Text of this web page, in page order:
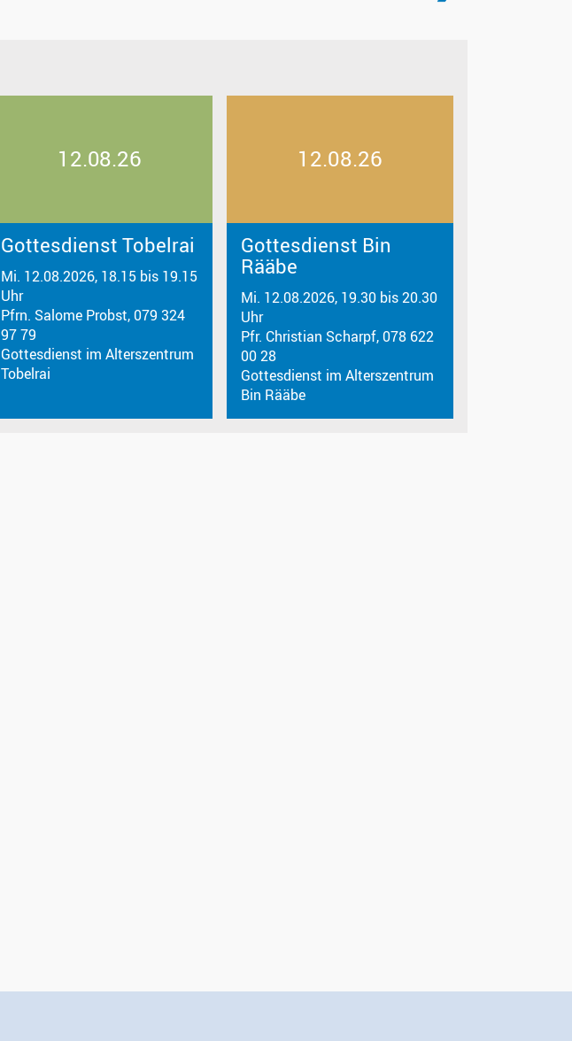
12.08.26
Gottesdienst Tobelrai
Mi. 12.08.2026, 18.15 bis 19.15
Uhr
Pfrn. Salome Probst, 079 324
97 79
Gottesdienst im Alterszentrum
Tobelrai
12.08.26
Gottesdienst Bin
Rääbe
Mi. 12.08.2026, 19.30 bis 20.30
Uhr
Pfr. Christian Scharpf, 078 622
00 28
Gottesdienst im Alterszentrum
Bin Rääbe